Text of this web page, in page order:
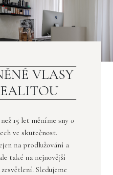
VLASY
15 let měníme sny o
ve skutečnost.
na prodlužování a
také na nejnovější
Sledujeme